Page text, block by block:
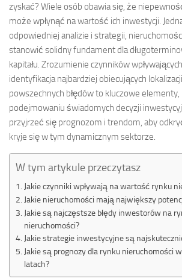
zyskać? Wiele osób obawia się, że
może wpłynąć na wartość ich inwestycji.
odpowiedniej analizie i strategii,
stanowić solidny fundament dla
kapitału. Zrozumienie czynników
identyfikacja najbardziej obiecujących
powszechnych błędów to kluczowe
podejmowaniu świadomych decyzji
przyjrzeć się prognozom i trendom, aby
kryje się w tym dynamicznym sektorze.
W tym artykule przeczytasz
Jakie czynniki wpływają na wartość rynku
Jakie nieruchomości mają największy
Jakie są najczęstsze błędy inwestorów na
nieruchomości?
Jakie strategie inwestycyjne są
Jakie są prognozy dla rynku nieruchomości
latach?